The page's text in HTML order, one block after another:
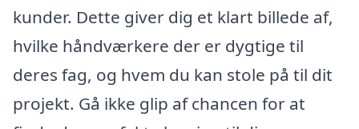
kunder. Dette giver dig et klart billede af,
hvilke håndværkere der er dygtige til
deres fag, og hvem du kan stole på til dit
projekt. Gå ikke glip af chancen for at